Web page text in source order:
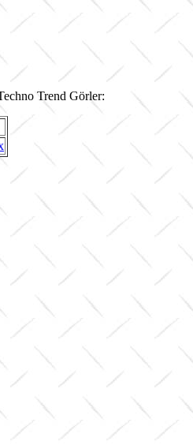
Trend Görler: